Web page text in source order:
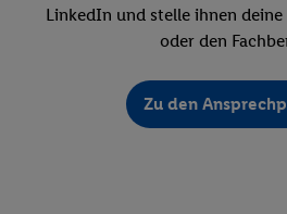
LinkedIn und stelle ihnen
oder den
Zu den